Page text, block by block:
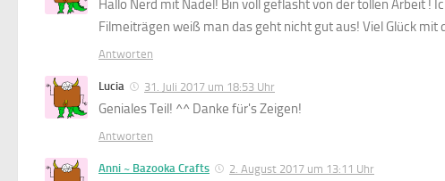
Hallo Nerd mit Nadel! Bin voll geflasht von der tollen Arbeit !
Filmeiträgen weiß man das geht nicht gut aus! Viel Glück mit
Antworten
Lucia 31. Juli 2017 um 18:53 Uhr
Geniales Teil! ^^ Danke für's Zeigen!
Antworten
Anni ~ Bazooka Crafts 2. August 2017 um 13:11 Uhr